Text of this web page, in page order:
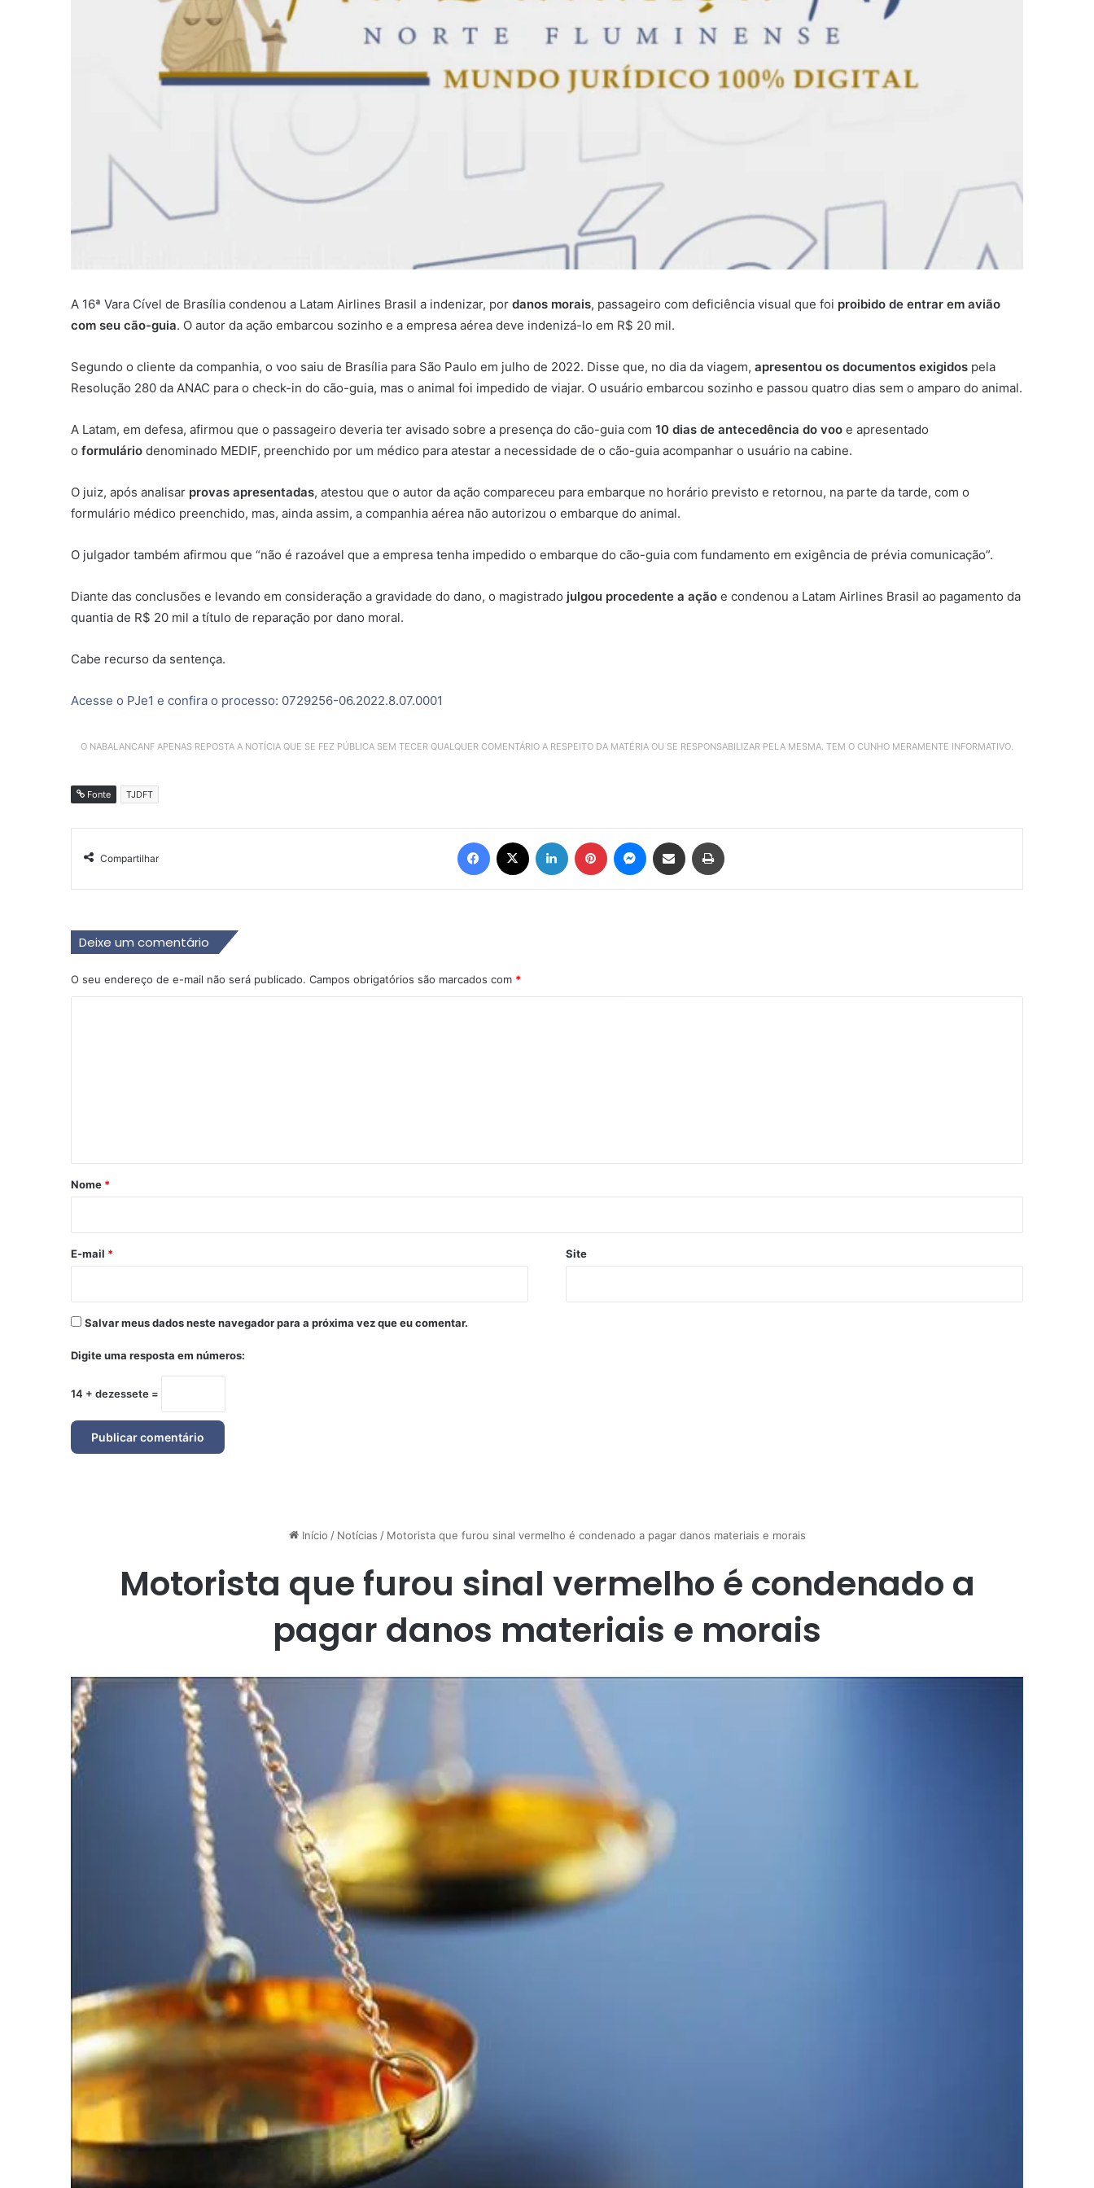
A 16ª Vara Cível de Brasília condenou a Latam Airlines Brasil a indenizar, por danos morais, passageiro com deficiência visual que foi proibido de entrar em avião
com seu cão-guia. O autor da ação embarcou sozinho e a empresa aérea deve indenizá-lo em R$ 20 mil.
Segundo o cliente da companhia, o voo saiu de Brasília para São Paulo em julho de 2022. Disse que, no dia da viagem, apresentou os documentos exigidos pela
Resolução 280 da ANAC para o check-in do cão-guia, mas o animal foi impedido de viajar. O usuário embarcou sozinho e passou quatro dias sem o amparo do animal.
A Latam, em defesa, afirmou que o passageiro deveria ter avisado sobre a presença do cão-guia com 10 dias de antecedência do voo e apresentado
o formulário denominado MEDIF, preenchido por um médico para atestar a necessidade de o cão-guia acompanhar o usuário na cabine.
O juiz, após analisar provas apresentadas, atestou que o autor da ação compareceu para embarque no horário previsto e retornou, na parte da tarde, com o
formulário médico preenchido, mas, ainda assim, a companhia aérea não autorizou o embarque do animal.
O julgador também afirmou que “não é razoável que a empresa tenha impedido o embarque do cão-guia com fundamento em exigência de prévia comunicação”.
Diante das conclusões e levando em consideração a gravidade do dano, o magistrado julgou procedente a ação e condenou a Latam Airlines Brasil ao pagamento da
quantia de R$ 20 mil a título de reparação por dano moral.
Cabe recurso da sentença.
Acesse o PJe1 e confira o processo: 0729256-06.2022.8.07.0001
O NABALANCANF APENAS REPOSTA A NOTÍCIA QUE SE FEZ PÚBLICA SEM TECER QUALQUER COMENTÁRIO A RESPEITO DA MATÉRIA OU SE RESPONSABILIZAR PELA MESMA. TEM O CUNHO MERAMENTE INFORMATIVO.
Fonte TJDFT
Compartilhar
Deixe um comentário
O seu endereço de e-mail não será publicado. Campos obrigatórios são marcados com *
r
*
Nome *
E-mail * Site
Salvar meus dados neste navegador para a próxima vez que eu comentar.
Digite uma resposta em números:
14 + dezessete =